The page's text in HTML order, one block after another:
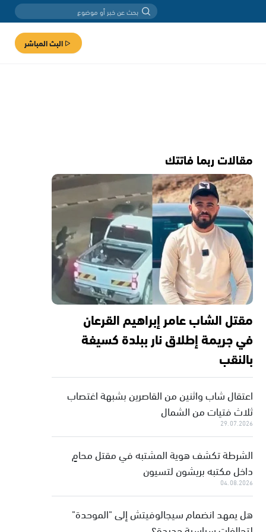
البث المباشر
مقالات ربما فاتتك
مقتل الشاب عامر إبراهيم القرعان
في جريمة إطلاق نار ببلدة كسيفة
بالنقب
اعتقال شاب واثنين من القاصرين بشبهة اغتصاب
ثلاث فتيات من الشمال
29.07.2026
الشرطة تكشف هوية المشتبه في مقتل محامٍ
داخل مكتبه بريشون لتسيون
04.08.2026
هل يمهد انضمام سيجالوفيتش إلى "الموحدة"